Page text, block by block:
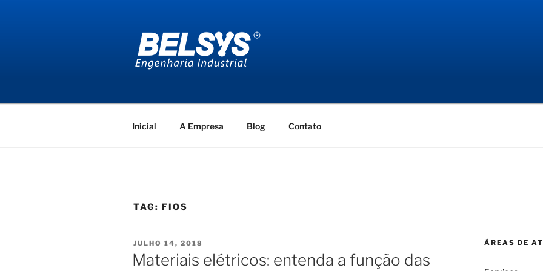
Inicial A Empresa Blog Contato
TAG: FIOS
PUBLICADO
EM
JULHO 14, 2018
Materiais elétricos: entenda a função das
ÁREAS DE